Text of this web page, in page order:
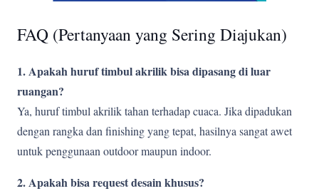
FAQ (Pertanyaan yang Sering Diajukan)
1. Apakah huruf timbul akrilik bisa dipasang di luar
ruangan?
Ya, huruf timbul akrilik tahan terhadap cuaca. Jika dipadukan
dengan rangka dan finishing yang tepat, hasilnya sangat awet
untuk penggunaan outdoor maupun indoor.
2. Apakah bisa request desain khusus?